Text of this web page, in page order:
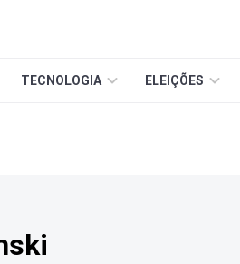
TECNOLOGIA ELEIÇÕES